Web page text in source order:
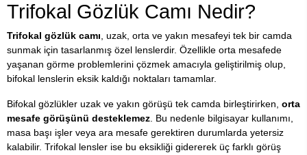
Trifokal Gözlük Camı Nedir?
Trifokal gözlük camı, uzak, orta ve yakın mesafeyi tek bir camda
sunmak için tasarlanmış özel lenslerdir. Özellikle orta mesafede
yaşanan görme problemlerini çözmek amacıyla geliştirilmiş olup,
bifokal lenslerin eksik kaldığı noktaları tamamlar.
Bifokal gözlükler uzak ve yakın görüşü tek camda birleştirirken, orta
mesafe görüşünü desteklemez. Bu nedenle bilgisayar kullanımı,
masa başı işler veya ara mesafe gerektiren durumlarda yetersiz
kalabilir. Trifokal lensler ise bu eksikliği gidererek üç farklı görüş